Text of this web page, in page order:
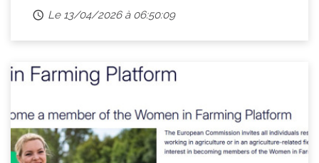
Le 13/04/2026 à 06:50:09